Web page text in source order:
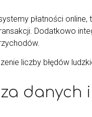
płatności online,
Dodatkowo
liczby błędów
danych